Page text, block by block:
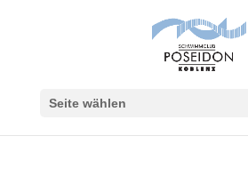
Seite wählen